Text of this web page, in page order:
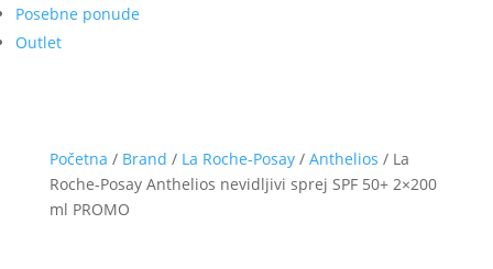
Posebne ponude
Outlet
Početna / Brand / La Roche-Posay/ Anthelios / La
Roche-Posay Anthelios nevidljivi sprej SPF 50+ 2×200
ml PROMO